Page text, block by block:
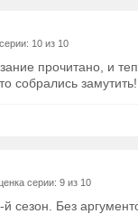
10 из 10
прочитано, и
собрались замутить!
серии: 9 из 10
сезон. Без